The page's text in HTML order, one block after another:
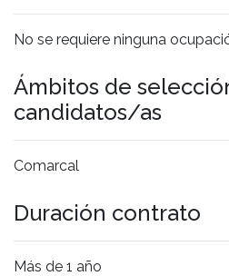
No se requiere ninguna
Ámbitos de
candidatos/as
Comarcal
Duración contrato
Más de 1 año